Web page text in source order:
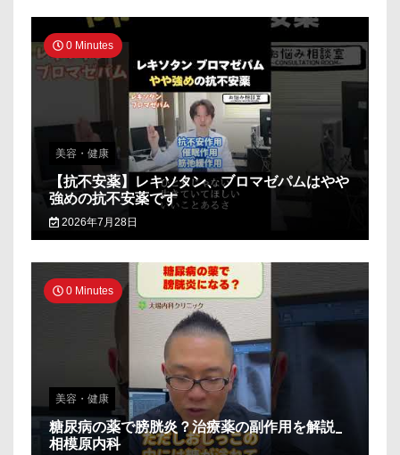
0 Minutes
美容・健康
【抗不安薬】レキソタン、ブロマゼパムはやや
強めの抗不安薬です
2026年7月28日
0 Minutes
美容・健康
糖尿病の薬で膀胱炎？治療薬の副作用を解説_
相模原内科